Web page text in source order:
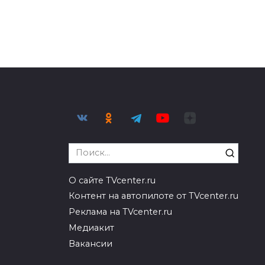
Search
for:
О сайте TVcenter.ru
Контент на автопилоте от TVcenter.ru
Реклама на TVcenter.ru
Медиакит
Вакансии